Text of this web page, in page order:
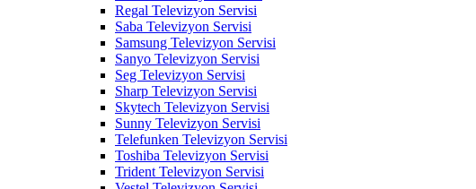
Regal Televizyon Servisi
Saba Televizyon Servisi
Samsung Televizyon Servisi
Sanyo Televizyon Servisi
Seg Televizyon Servisi
Sharp Televizyon Servisi
Skytech Televizyon Servisi
Sunny Televizyon Servisi
Telefunken Televizyon Servisi
Toshiba Televizyon Servisi
Trident Televizyon Servisi